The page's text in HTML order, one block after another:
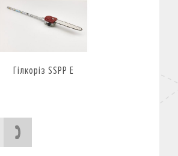
Гілкоріз SSPP E